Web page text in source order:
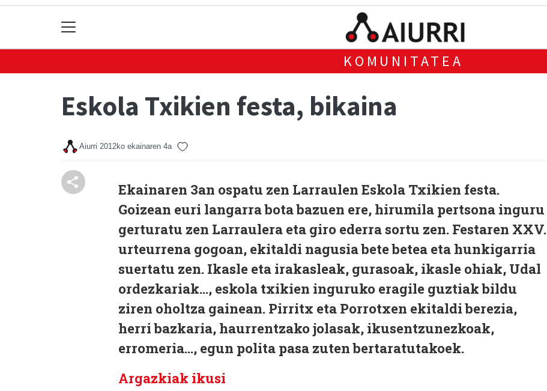
KOMUNITATEA
Eskola Txikien festa, bikaina
Aiurri 2012ko ekainaren 4a
Ekainaren 3an ospatu zen Larraulen Eskola Txikien festa.
Goizean euri langarra bota bazuen ere, hirumila pertsona inguru
gerturatu zen Larraulera eta giro ederra sortu zen. Festaren XXV.
urteurrena gogoan, ekitaldi nagusia bete betea eta hunkigarria
suertatu zen. Ikasle eta irakasleak, gurasoak, ikasle ohiak, Udal
ordezkariak..., eskola txikien inguruko eragile guztiak bildu
ziren oholtza gainean. Pirritx eta Porrotxen ekitaldi berezia,
herri bazkaria, haurrentzako jolasak, ikusentzunezkoak,
erromeria..., egun polita pasa zuten bertaratutakoek.
Argazkiak ikusi